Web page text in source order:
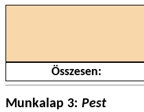
Összesen:
Munkalap 3: Pest